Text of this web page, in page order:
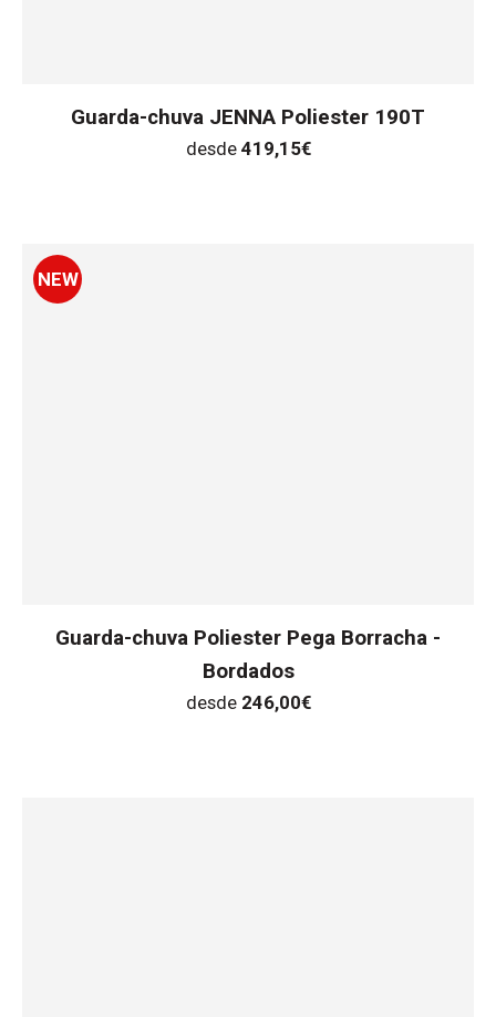
Guarda-chuva JENNA Poliester 190T
desde 419,15€
NEW
Guarda-chuva Poliester Pega Borracha -
Bordados
desde 246,00€